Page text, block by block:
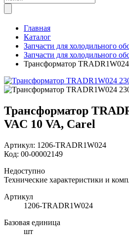
Главная
Каталог
Запчасти для холодильного
Запчасти для холодильного
Трансформатор
Трансформатор
VAC 10 VA, Carel
Артикул: 1206-TRADR1W024
Код: 00-00002149
Недоступно
Технические характеристики и
Артикул
1206-TRADR1W024
Базовая единица
шт